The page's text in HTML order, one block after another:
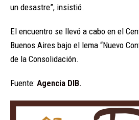
un desastre”, insistió.
El encuentro se llevó a cabo en el
Buenos Aires bajo el lema “Nuevo
de la Consolidación.
Fuente: Agencia DIB.